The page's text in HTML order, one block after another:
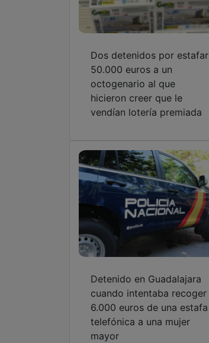
Dos detenidos por estafar
50.000 euros a un
octogenario al que
hicieron creer que le
vendían lotería premiada
Detenido en Guadalajara
cuando intentaba recoger
6.000 euros de una estafa
telefónica a una mujer
mayor